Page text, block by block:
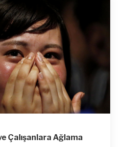
Çalışanlara Ağlama